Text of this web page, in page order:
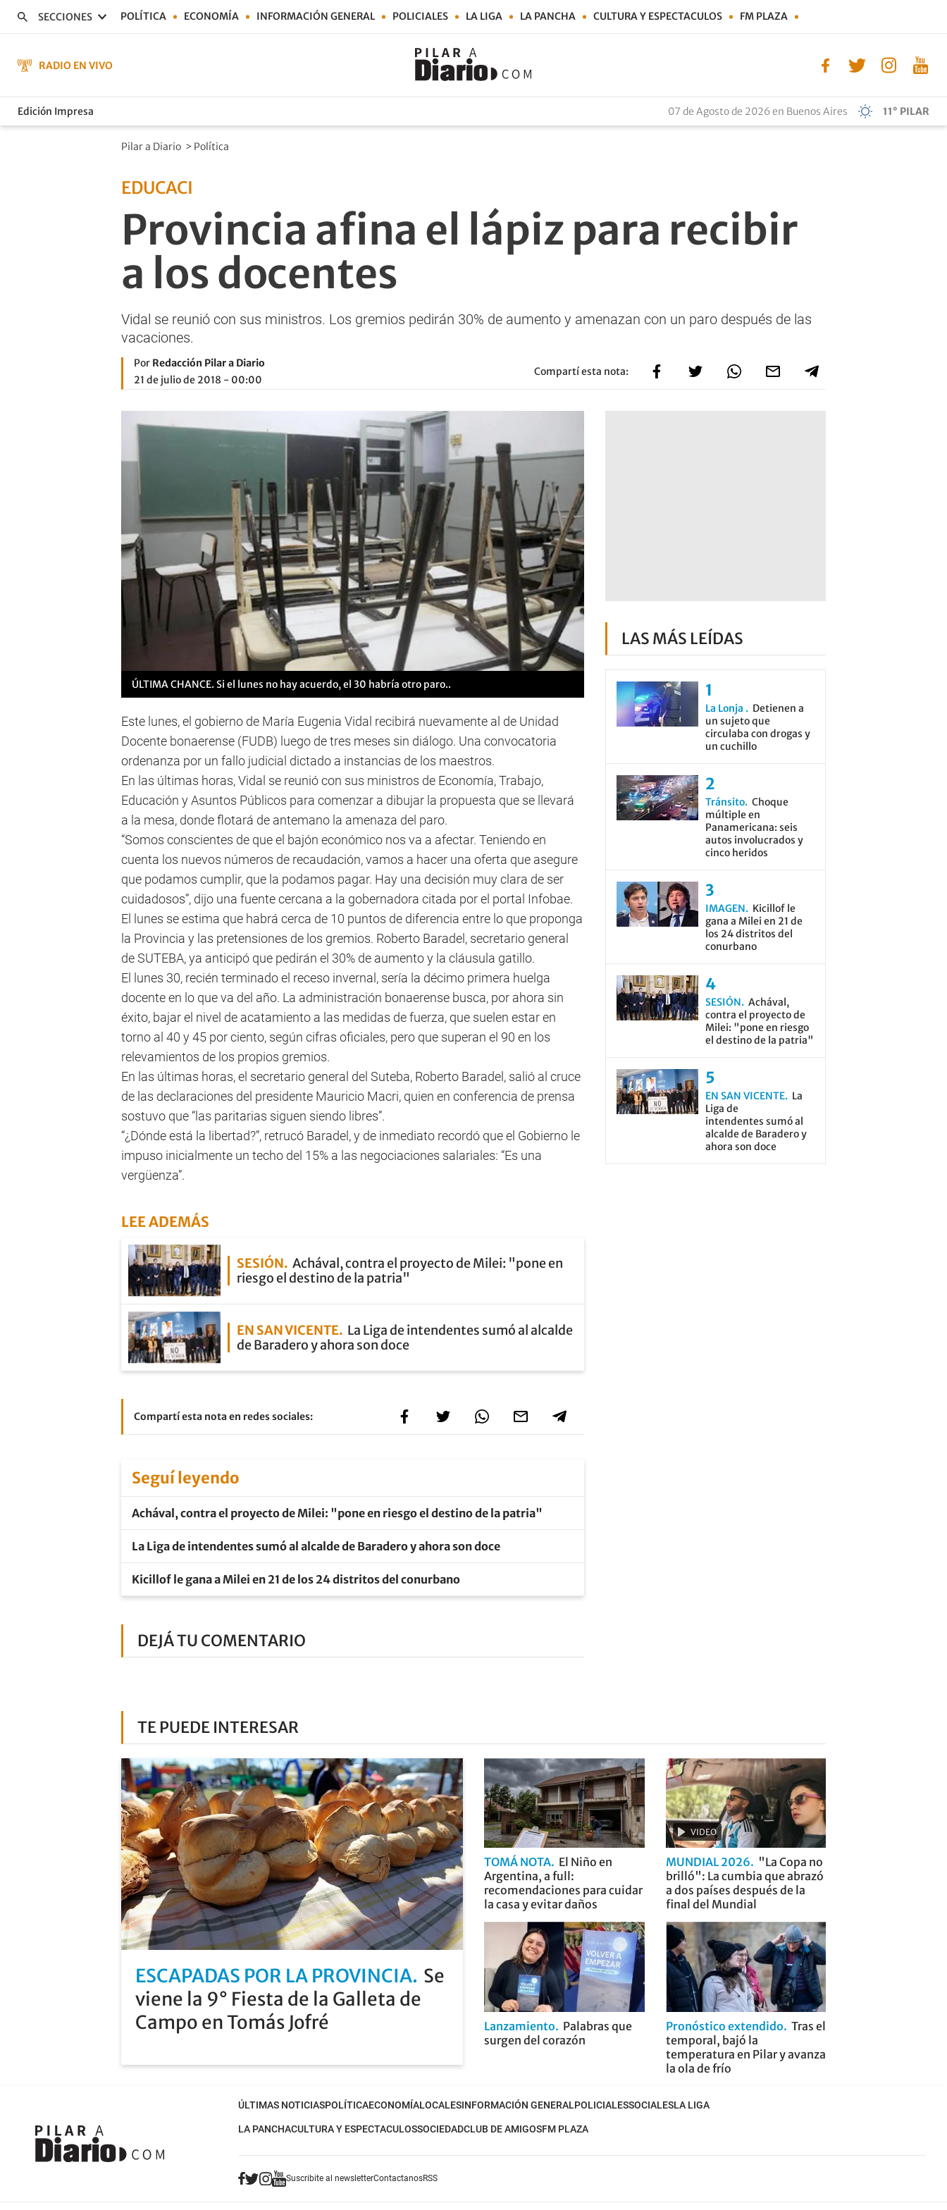
SECCIONES POLÍTICA ECONOMÍA INFORMACIÓN GENERAL POLICIALES LA LIGA LA PANCHA CULTURA Y ESPECTACULOS FM PLAZA
RADIO EN VIVO
Edición Impresa 07 de Agosto de 2026 en Buenos Aires 11° PILAR
Pilar a Diario > Política
EDUCACI
Provincia afina el lápiz para recibir
a los docentes
Vidal se reunió con sus ministros. Los gremios pedirán 30% de aumento y amenazan con un paro después de las
vacaciones.
Por Redacción Pilar a Diario
21 de julio de 2018 - 00:00
Compartí esta nota:
ÚLTIMA CHANCE. Si el lunes no hay acuerdo, el 30 habría otro paro..
Este lunes, el gobierno de María Eugenia Vidal recibirá nuevamente al de Unidad
Docente bonaerense (FUDB) luego de tres meses sin diálogo. Una convocatoria
ordenanza por un fallo judicial dictado a instancias de los maestros.
En las últimas horas, Vidal se reunió con sus ministros de Economía, Trabajo,
Educación y Asuntos Públicos para comenzar a dibujar la propuesta que se llevará
a la mesa, donde flotará de antemano la amenaza del paro.
“Somos conscientes de que el bajón económico nos va a afectar. Teniendo en
cuenta los nuevos números de recaudación, vamos a hacer una oferta que asegure
que podamos cumplir, que la podamos pagar. Hay una decisión muy clara de ser
cuidadosos”, dijo una fuente cercana a la gobernadora citada por el portal Infobae.
El lunes se estima que habrá cerca de 10 puntos de diferencia entre lo que proponga
la Provincia y las pretensiones de los gremios. Roberto Baradel, secretario general
de SUTEBA, ya anticipó que pedirán el 30% de aumento y la cláusula gatillo.
El lunes 30, recién terminado el receso invernal, sería la décimo primera huelga
docente en lo que va del año. La administración bonaerense busca, por ahora sin
éxito, bajar el nivel de acatamiento a las medidas de fuerza, que suelen estar en
torno al 40 y 45 por ciento, según cifras oficiales, pero que superan el 90 en los
relevamientos de los propios gremios.
En las últimas horas, el secretario general del Suteba, Roberto Baradel, salió al cruce
de las declaraciones del presidente Mauricio Macri, quien en conferencia de prensa
sostuvo que “las paritarias siguen siendo libres”.
“¿Dónde está la libertad?”, retrucó Baradel, y de inmediato recordó que el Gobierno le
impuso inicialmente un techo del 15% a las negociaciones salariales: “Es una
vergüenza”.
LEE ADEMÁS
SESIÓN Achával, contra el proyecto de Milei: "pone en
riesgo el destino de la patria"
EN SAN VICENTE La Liga de intendentes sumó al alcalde
de Baradero y ahora son doce
Compartí esta nota en redes sociales:
Seguí leyendo
Achával, contra el proyecto de Milei: "pone en riesgo el destino de la patria"
La Liga de intendentes sumó al alcalde de Baradero y ahora son doce
Kicillof le gana a Milei en 21 de los 24 distritos del conurbano
DEJÁ TU COMENTARIO
LAS MÁS LEÍDAS
La Lonja
Detienen a
un sujeto que
circulaba con drogas y
un cuchillo
Tránsito Choque
múltiple en
Panamericana: seis
autos involucrados y
cinco heridos
IMAGEN
Kicillof le
gana a Milei en 21 de
los 24 distritos del
conurbano
SESIÓN
Achával,
contra el proyecto de
Milei: "pone en riesgo
el destino de la patria"
EN SAN VICENTE
La
Liga de
intendentes sumó al
alcalde de Baradero y
ahora son doce
TE PUEDE INTERESAR
ESCAPADAS POR LA PROVINCIA Se
viene la 9° Fiesta de la Galleta de
Campo en Tomás Jofré
TOMÁ NOTA El Niño en
Argentina, a full:
recomendaciones para cuidar
la casa y evitar daños
VIDEO
MUNDIAL 2026
"La Copa no
brilló": La cumbia que abrazó
a dos países después de la
final del Mundial
Lanzamiento
Palabras que
surgen del corazón
Pronóstico extendido Tras el
temporal, bajó la
temperatura en Pilar y avanza
la ola de frío
ÚLTIMAS NOTICIASPOLÍTICAECONOMÍALOCALESINFORMACIÓN GENERALPOLICIALESSOCIALESLA LIGA
LA PANCHACULTURA Y ESPECTACULOSSOCIEDADCLUB DE AMIGOSFM PLAZA
Suscribite al newsletterContactanosRSS